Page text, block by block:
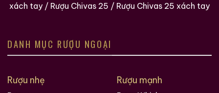
xách tay / Rượu Chivas 25 / Rượu Chivas 25 xách tay
DANH MỤC RƯỢU NGOẠI
Rượu nhẹ Rượu mạnh